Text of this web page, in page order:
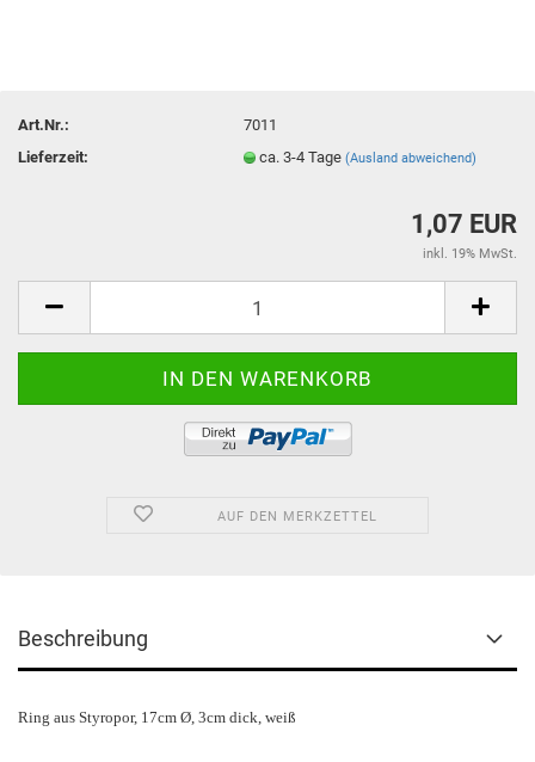
Art.Nr.:
7011
Lieferzeit:
ca. 3-4 Tage(Ausland abweichend)
1,07 EUR
inkl. 19% MwSt.
AUF DEN MERKZETTEL
Beschreibung
Ring aus Styropor, 17cm Ø, 3cm dick, weiß